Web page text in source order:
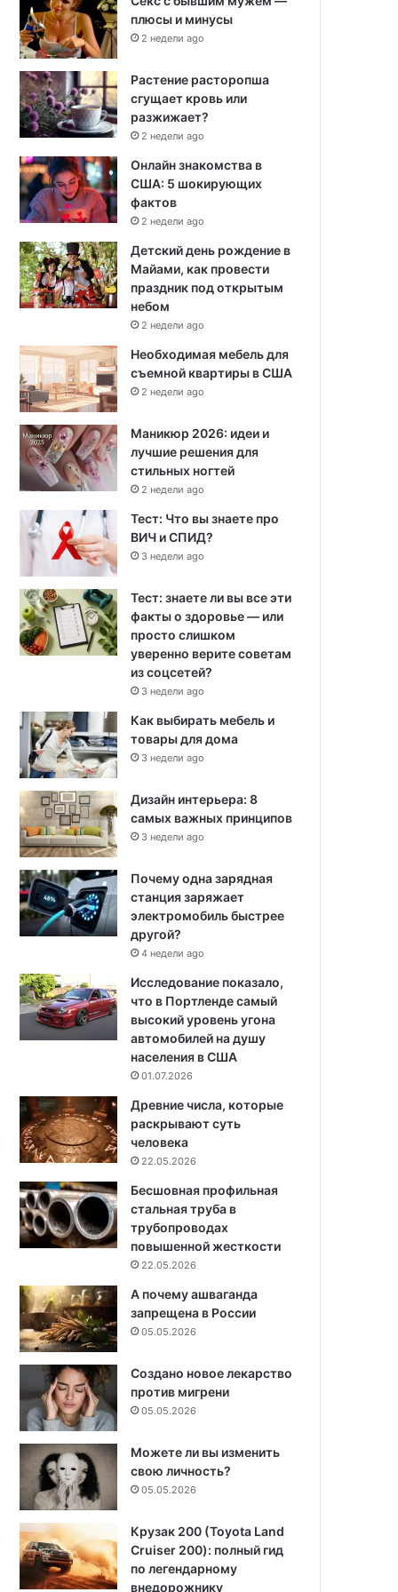
плюсы и минусы
2 недели ago
Растение расторопша
сгущает кровь или
разжижает?
2 недели ago
Онлайн знакомства в
США: 5 шокирующих
фактов
2 недели ago
Детский день рождение в
Майами, как провести
праздник под открытым
небом
2 недели ago
Необходимая мебель для
съемной квартиры в США
2 недели ago
Маникюр 2026: идеи и
лучшие решения для
стильных ногтей
2 недели ago
Тест: Что вы знаете про
ВИЧ и СПИД?
3 недели ago
Тест: знаете ли вы все эти
факты о здоровье — или
просто слишком
уверенно верите советам
из соцсетей?
3 недели ago
Как выбирать мебель и
товары для дома
3 недели ago
Дизайн интерьера: 8
самых важных принципов
3 недели ago
Почему одна зарядная
станция заряжает
электромобиль быстрее
другой?
4 недели ago
Исследование показало,
что в Портленде самый
высокий уровень угона
автомобилей на душу
населения в США
01.07.2026
Древние числа, которые
раскрывают суть
человека
22.05.2026
Бесшовная профильная
стальная труба в
трубопроводах
повышенной жесткости
22.05.2026
А почему ашваганда
запрещена в России
05.05.2026
Создано новое лекарство
против мигрени
05.05.2026
Можете ли вы изменить
свою личность?
05.05.2026
Крузак 200 (Toyota Land
Cruiser 200): полный гид
по легендарному
внедорожнику